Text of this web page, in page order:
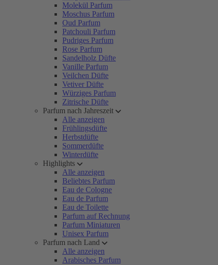
Molekül Parfum
Moschus Parfum
Oud Parfum
Patchouli Parfum
Pudriges Parfum
Rose Parfum
Sandelholz Düfte
Vanille Parfum
Veilchen Düfte
Vetiver Düfte
Würziges Parfum
Zitrische Düfte
Parfum nach Jahreszeit
Alle anzeigen
Frühlingsdüfte
Herbstdüfte
Sommerdüfte
Winterdüfte
Highlights
Alle anzeigen
Beliebtes Parfum
Eau de Cologne
Eau de Parfum
Eau de Toilette
Parfum auf Rechnung
Parfum Miniaturen
Unisex Parfum
Parfum nach Land
Alle anzeigen
Arabisches Parfum